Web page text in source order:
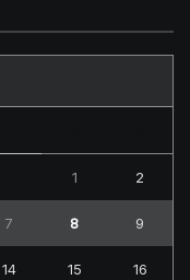
1 2
7 8 9
14 15 16